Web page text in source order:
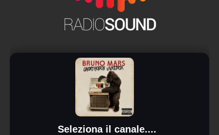
Seleziona il canale....